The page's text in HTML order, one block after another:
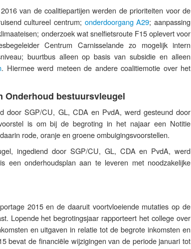
van de coalitiepartijen werden de prioriteiten voor de
cultureel centrum; onderdoorgang A29; aanpassing
onderzoek wat snelfietsroute F15 oplevert voor
Centrum Carnisselande zo mogelijk intern
buurtbus alleen op basis van subsidie en alleen
. Hiermee werd meteen de andere coalitiemotie over het
Onderhoud bestuursvleugel
door SGP/CU, GL, CDA en PvdA, werd gesteund door
is om bij de begroting in het najaar een Notitie
rode, oranje en groene ombuigingsvoorstellen.
ingediend door SGP/CU, GL, CDA en PvdA, werd
een onderhoudsplan aan te leveren met noodzakelijke
2015 en de daaruit voortvloeiende mutaties op de
Lopende het begrotingsjaar rapporteert het college over
en uitgaven in relatie tot de begrote inkomsten en
bevat de financiële wijzigingen van de periode januari tot